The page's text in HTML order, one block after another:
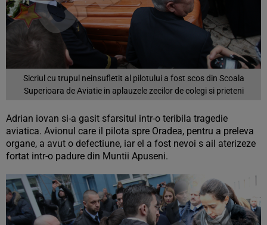
Sicriul cu trupul neinsufletit al pilotului a fost scos din Scoala
Superioara de Aviatie in aplauzele zecilor de colegi si prieteni
Adrian iovan si-a gasit sfarsitul intr-o teribila tragedie
aviatica. Avionul care il pilota spre Oradea, pentru a preleva
organe, a avut o defectiune, iar el a fost nevoi s ail aterizeze
fortat intr-o padure din Muntii Apuseni.